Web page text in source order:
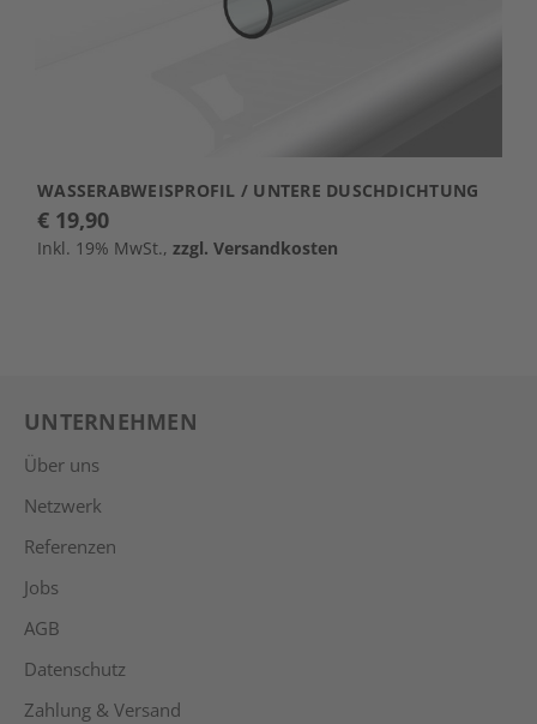
WASSERABWEISPROFIL / UNTERE DUSCHDICHTUNG
€ 19,90
Inkl. 19% MwSt., zzgl. Versandkosten
UNTERNEHMEN
Über uns
Netzwerk
Referenzen
Jobs
AGB
Datenschutz
Zahlung & Versand